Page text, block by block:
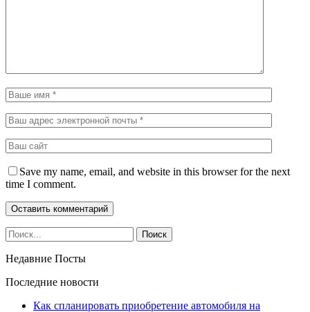
Save my name, email, and website in this browser for the next
time I comment.
Недавние Посты
Последние новости
Как спланировать приобретение автомобиля на